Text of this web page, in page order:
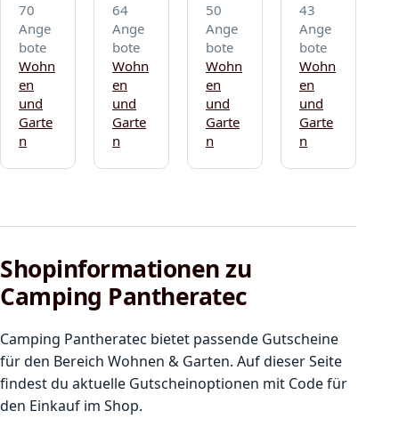
70
Ange
bote
Wohn
en
und
Garte
n
64
Ange
bote
Wohn
en
und
Garte
n
50
Ange
bote
Wohn
en
und
Garte
n
43
Ange
bote
Wohn
en
und
Garte
n
Shopinformationen zu
Camping Pantheratec
Camping Pantheratec bietet passende Gutscheine
für den Bereich Wohnen & Garten. Auf dieser Seite
findest du aktuelle Gutscheinoptionen mit Code für
den Einkauf im Shop.